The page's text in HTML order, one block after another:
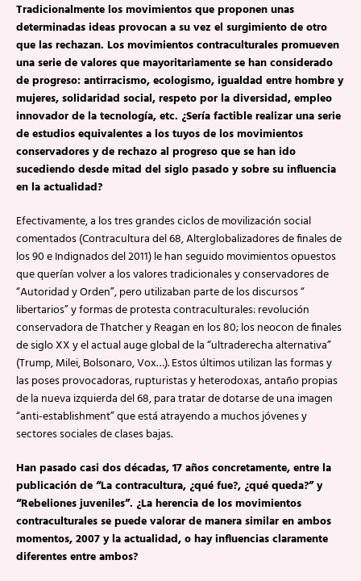
Tradicionalmente los movimientos que proponen unas
determinadas ideas provocan a su vez el surgimiento de otro
que las rechazan. Los movimientos contraculturales promueven
una serie de valores que mayoritariamente se han considerado
de progreso: antirracismo, ecologismo, igualdad entre hombre y
mujeres, solidaridad social, respeto por la diversidad, empleo
innovador de la tecnología, etc. ¿Sería factible realizar una serie
de estudios equivalentes a los tuyos de los movimientos
conservadores y de rechazo al progreso que se han ido
sucediendo desde mitad del siglo pasado y sobre su influencia
en la actualidad?
Efectivamente, a los tres grandes ciclos de movilización social
comentados (Contracultura del 68, Alterglobalizadores de finales de
los 90 e Indignados del 2011) le han seguido movimientos opuestos
que querían volver a los valores tradicionales y conservadores de
“Autoridad y Orden”, pero utilizaban parte de los discursos “
libertarios” y formas de protesta contraculturales: revolución
conservadora de Thatcher y Reagan en los 80; los neocon de finales
de siglo XX y el actual auge global de la “ultraderecha alternativa”
(Trump, Milei, Bolsonaro, Vox…). Estos últimos utilizan las formas y
las poses provocadoras, rupturistas y heterodoxas, antaño propias
de la nueva izquierda del 68, para tratar de dotarse de una imagen
“anti-establishment” que está atrayendo a muchos jóvenes y
sectores sociales de clases bajas.
Han pasado casi dos décadas, 17 años concretamente, entre la
publicación de “La contracultura, ¿qué fue?, ¿qué queda?” y
“Rebeliones juveniles”. ¿La herencia de los movimientos
contraculturales se puede valorar de manera similar en ambos
momentos, 2007 y la actualidad, o hay influencias claramente
diferentes entre ambos?